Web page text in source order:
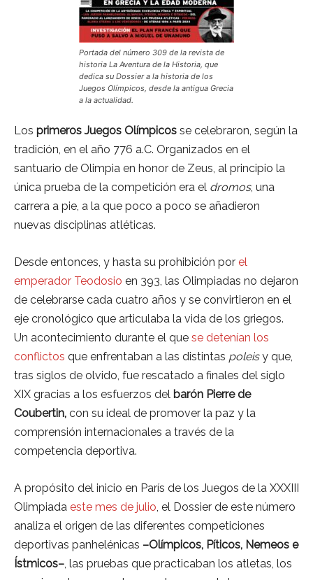
Portada del número 309 de la revista de
historia La Aventura de la Historia, que
dedica su Dossier a la historia de los
Juegos Olímpicos, desde la antigua Grecia
a la actualidad.
Los primeros Juegos Olímpicos se celebraron, según la
tradición, en el año 776 a.C. Organizados en el
santuario de Olimpia en honor de Zeus, al principio la
única prueba de la competición era el dromos, una
carrera a pie, a la que poco a poco se añadieron
nuevas disciplinas atléticas.
Desde entonces, y hasta su prohibición por el
emperador Teodosio en 393, las Olimpiadas no dejaron
de celebrarse cada cuatro años y se convirtieron en el
eje cronológico que articulaba la vida de los griegos.
Un acontecimiento durante el que se detenían los
conflictos que enfrentaban a las distintas poleisy que,
tras siglos de olvido, fue rescatado a finales del siglo
XIX gracias a los esfuerzos del barón Pierre de
Coubertin, con su ideal de promover la paz y la
comprensión internacionales a través de la
competencia deportiva.
A propósito del inicio en París de los Juegos de la XXXIII
Olimpiada este mes de julio, el Dossier de este número
analiza el origen de las diferentes competiciones
deportivas panhelénicas –Olímpicos, Píticos, Nemeos e
Ístmicos–, las pruebas que practicaban los atletas, los